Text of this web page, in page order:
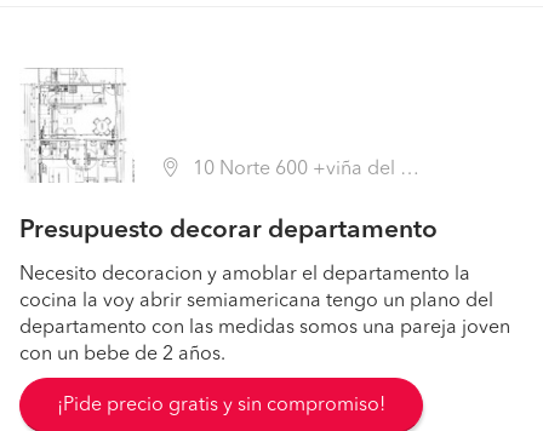
10 Norte 600 +viña del Mar, Viña del Mar (Región V Valparaíso - Valparaíso)
Presupuesto decorar departamento
Necesito decoracion y amoblar el departamento la
cocina la voy abrir semiamericana tengo un plano del
departamento con las medidas somos una pareja joven
con un bebe de 2 años.
¡Pide precio gratis y sin compromiso!